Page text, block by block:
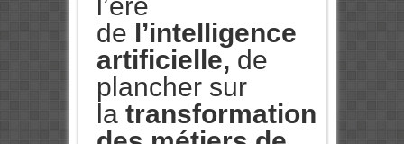
de l’intelligence
artificielle, de
plancher sur
la transformation